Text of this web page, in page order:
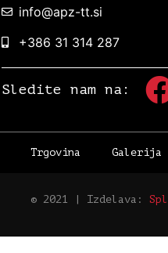
info@apz-tt.si
+386 31 314 287
Sledite nam na:
Trgovina Galerija
© 2021 | Izdelava: